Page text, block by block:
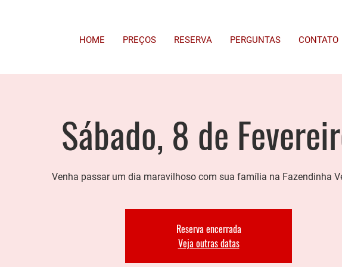
HOME PREÇOS RESERVA PERGUNTAS CONTATO
Sábado, 8 de
Venha passar um dia maravilhoso com sua família na Fazendinha
Reserva encerrada
Veja outras datas